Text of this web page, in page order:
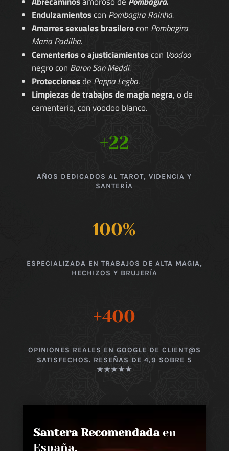
Endulzamientoscon Pombagira Rainha.
Amarres sexuales brasilerocon Pombagira
Maria Padilha.
Cementerios o ajusticiamientoscon Voodoo
negro con Baron San Meddi.
Proteccionesde Pappa Legba.
Limpiezas de trabajos de magia negra, o de
cementerio, con voodoo blanco.
+22
AÑOS DEDICADOS AL TAROT, VIDENCIA Y
SANTERÍA
100%
ESPECIALIZADA EN TRABAJOS DE ALTA MAGIA,
HECHIZOS Y BRUJERÍA
+400
OPINIONES REALES EN GOOGLE DE CLIENT@S
SATISFECHOS. RESEÑAS DE 4,9 SOBRE 5
★★★★★
Santera Recomendadaen
España,